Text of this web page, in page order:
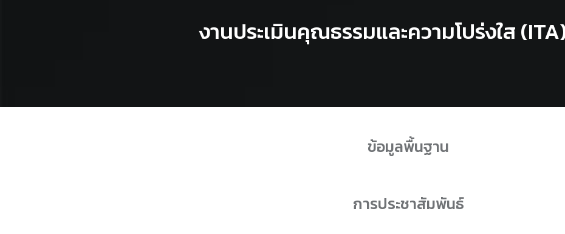
งานประเมินคุณธรรมและความโปร่งใส
ข้อมูลพื้นฐาน
การประชาสัมพันธ์